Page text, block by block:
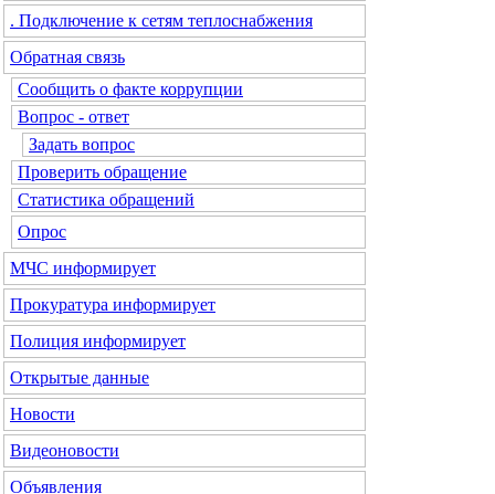
. Подключение к сетям теплоснабжения
Обратная связь
Сообщить о факте коррупции
Вопрос - ответ
Задать вопрос
Проверить обращение
Статистика обращений
Опрос
МЧС информирует
Прокуратура информирует
Полиция информирует
Открытые данные
Новости
Видеоновости
Объявления